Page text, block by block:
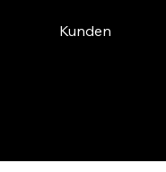
Kunden